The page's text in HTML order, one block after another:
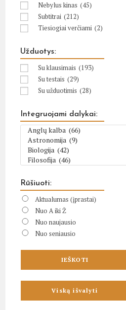
Nebylus kinas (45)
Subtitrai (212)
Tiesiogiai verčiami (2)
Užduotys:
Su klausimais (193)
Su testais (29)
Su užduotimis (28)
Integruojami dalykai:
Rūšiuoti:
Aktualumas (įprastai)
Nuo A iki Ž
Nuo naujausio
Nuo seniausio